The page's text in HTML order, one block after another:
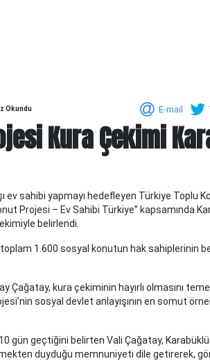
Okundu E-mail
Kura Çekimi
sahibi yapmayı hedefleyen Türkiye Toplu
Projesi – Ev Sahibi Türkiye” kapsamında
belirlendi.
toplam 1.600 sosyal konutun hak sahiplerinin
Çağatay, kura çekiminin hayırlı olmasını
sosyal devlet anlayışının en somut
gün geçtiğini belirten Vali Çağatay,
duyduğu memnuniyeti dile getirerek,
Şubesinde
askerdir ve Edirne'nin Meriç
yazıcıdır. O yıllarda Meriç